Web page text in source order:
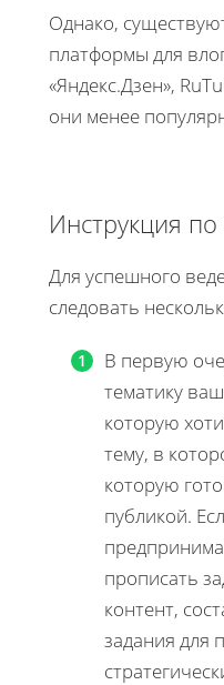
Однако,
платформы для
«Яндекс.Дзен»,
они менее
Инструкция
Для успешного
следовать
В первую
тематику
которую
тему, в
которую
публикой.
прописать
контент,
задания для